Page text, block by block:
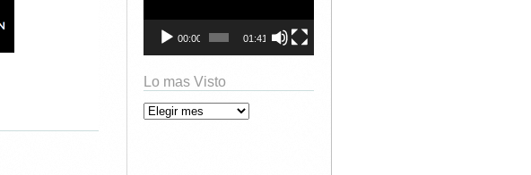
00:00 01:41
Lo mas Visto
Lo mas Visto